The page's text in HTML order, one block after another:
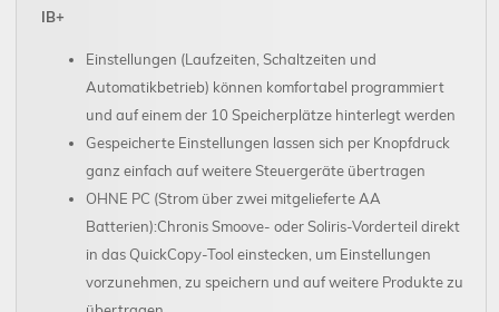
IB+
Einstellungen (Laufzeiten, Schaltzeiten und
Automatikbetrieb) können komfortabel programmiert
und auf einem der 10 Speicherplätze hinterlegt werden
Gespeicherte Einstellungen lassen sich per Knopfdruck
ganz einfach auf weitere Steuergeräte übertragen
OHNE PC (Strom über zwei mitgelieferte AA
Batterien):Chronis Smoove- oder Soliris-Vorderteil direkt
in das QuickCopy-Tool einstecken, um Einstellungen
vorzunehmen, zu speichern und auf weitere Produkte zu